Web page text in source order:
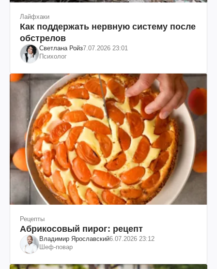
Лайфхаки
Как поддержать нервную систему после
обстрелов
Светлана Ройз7.07.2026 23:01
Психолог
Рецепты
Абрикосовый пирог: рецепт
Владимир Ярославский6.07.2026 23:12
Шеф-повар